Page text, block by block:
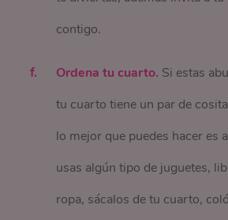
contigo.
Ordena tu cuarto. Si estas
tu cuarto tiene un par de
lo mejor que puedes hacer es
usas algún tipo de juguetes,
ropa, sácalos de tu cuarto,